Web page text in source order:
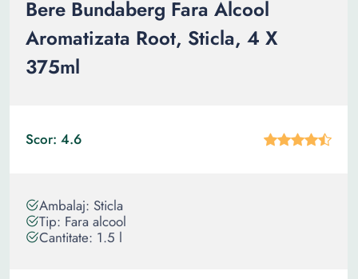
Bere Bundaberg Fara Alcool
Aromatizata Root, Sticla, 4 X
375ml
Scor: 4.6
Ambalaj: Sticla
Tip: Fara alcool
Cantitate: 1.5 l